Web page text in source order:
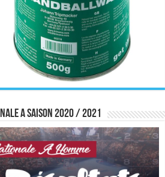
A saison 2020 / 2021